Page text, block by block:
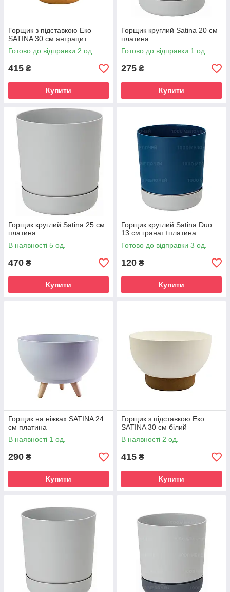
Горщик з підставкою Еко
SATINA 30 см антрацит
Готово до відправки 2 од.
415 ₴
Купити
Горщик круглий Satina 20 см
платина
Готово до відправки 1 од.
275 ₴
Купити
Горщик круглий Satina 25 см
платина
В наявності 5 од.
470 ₴
Купити
Горщик круглий Satina Duo
13 см гранат+платина
Готово до відправки 3 од.
120 ₴
Купити
Горщик на ніжках SATINA 24
см платина
В наявності 1 од.
290 ₴
Купити
Горщик з підставкою Еко
SATINA 30 см білий
В наявності 2 од.
415 ₴
Купити